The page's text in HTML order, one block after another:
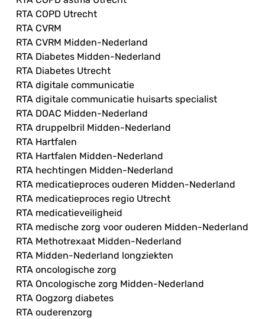
RTA COPD Utrecht
RTA CVRM
RTA CVRM Midden-Nederland
RTA Diabetes Midden-Nederland
RTA Diabetes Utrecht
RTA digitale communicatie
RTA digitale communicatie huisarts specialist
RTA DOAC Midden-Nederland
RTA druppelbril Midden-Nederland
RTA Hartfalen
RTA Hartfalen Midden-Nederland
RTA hechtingen Midden-Nederland
RTA medicatieproces ouderen Midden-Nederland
RTA medicatieproces regio Utrecht
RTA medicatieveiligheid
RTA medische zorg voor ouderen Midden-Nederland
RTA Methotrexaat Midden-Nederland
RTA Midden-Nederland longziekten
RTA oncologische zorg
RTA Oncologische zorg Midden-Nederland
RTA Oogzorg diabetes
RTA ouderenzorg